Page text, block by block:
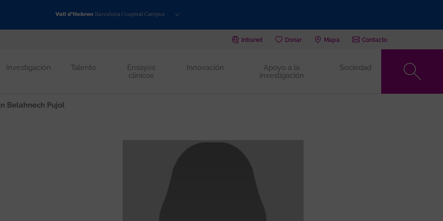
Intranet Donar Mapa Contacto
Investigación Talento
Ensayos
clínicos
Innovación
Apoyo a la
investigación
Sociedad
Belahnech Pujol